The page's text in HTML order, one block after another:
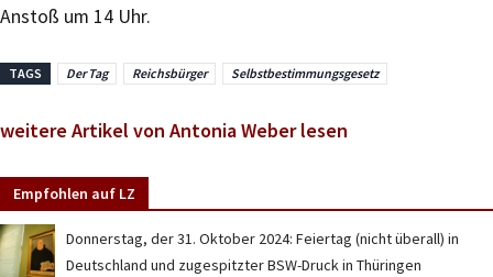
Anstoß um 14 Uhr.
TAGS Der Tag Reichsbürger Selbstbestimmungsgesetz
weitere Artikel von Antonia Weber lesen
Empfohlen auf LZ
Donnerstag, der 31. Oktober 2024: Feiertag (nicht überall) in
Deutschland und zugespitzter BSW-Druck in Thüringen